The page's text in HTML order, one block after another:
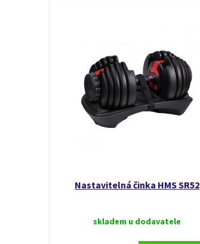
Nastavitelná činka HMS SR52
skladem u dodavatele